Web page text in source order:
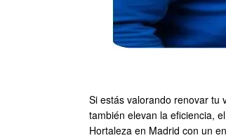
Si estás valorando renovar tu
también elevan la eficiencia,
Hortaleza en Madrid con un